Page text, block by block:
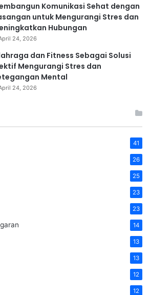
Komunikasi Sehat dengan
untuk Mengurangi Stres dan
Hubungan
24, 2026
dan Fitness Sebagai Solusi
Mengurangi Stres dan
Mental
24, 2026
41
26
25
23
23
14
13
13
12
12